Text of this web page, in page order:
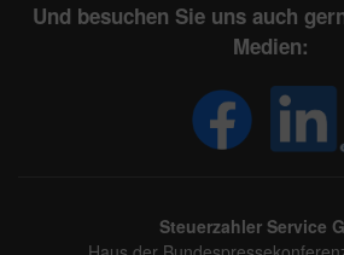
Und besuchen Sie uns auch
Medien:
Steuerzahler Service